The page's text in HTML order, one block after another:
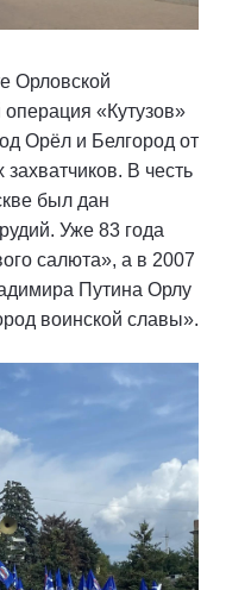
Орловской
операция «Кутузов»
Орёл и Белгород от
В честь
был дан
Уже 83 года
салюта», а в 2007
Путина Орлу
воинской славы».